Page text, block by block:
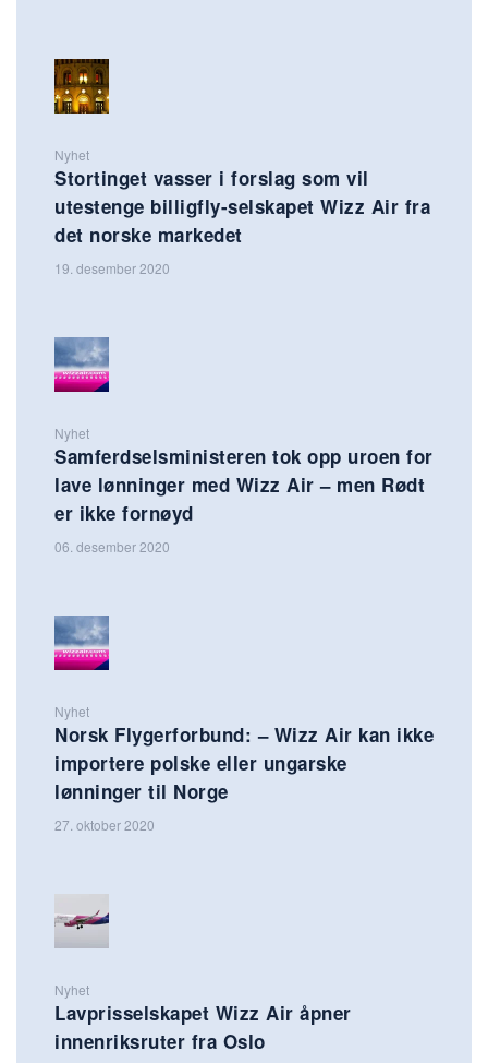
Nyhet
Stortinget vasser i forslag som vil
utestenge billigfly-selskapet Wizz Air fra
det norske markedet
19. desember 2020
Nyhet
Samferdselsministeren tok opp uroen for
lave lønninger med Wizz Air – men Rødt
er ikke fornøyd
06. desember 2020
Nyhet
Norsk Flygerforbund: – Wizz Air kan ikke
importere polske eller ungarske
lønninger til Norge
27. oktober 2020
Nyhet
Lavprisselskapet Wizz Air åpner
innenriksruter fra Oslo